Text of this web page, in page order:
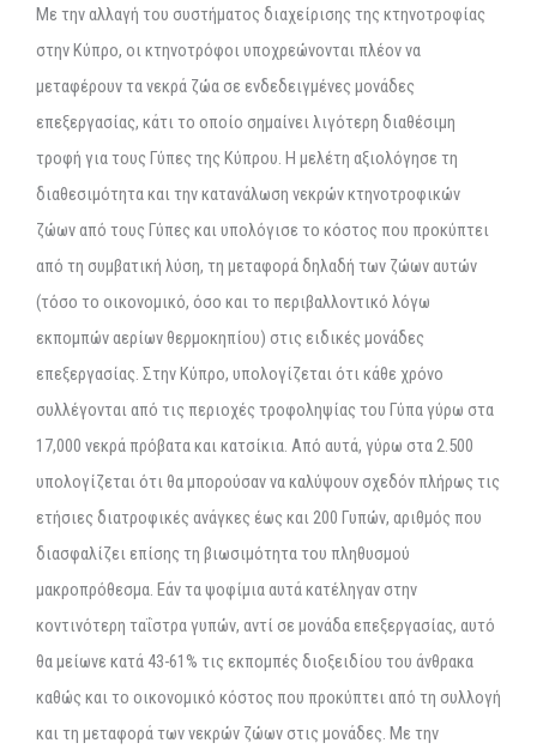
Με την αλλαγή του συστήματος διαχείρισης της κτηνοτροφίας
στην Κύπρο, οι κτηνοτρόφοι υποχρεώνονται πλέον να
μεταφέρουν τα νεκρά ζώα σε ενδεδειγμένες μονάδες
επεξεργασίας, κάτι το οποίο σημαίνει λιγότερη διαθέσιμη
τροφή για τους Γύπες της Κύπρου. Η μελέτη αξιολόγησε τη
διαθεσιμότητα και την κατανάλωση νεκρών κτηνοτροφικών
ζώων από τους Γύπες και υπολόγισε το κόστος που προκύπτει
από τη συμβατική λύση, τη μεταφορά δηλαδή των ζώων αυτών
(τόσο το οικονομικό, όσο και το περιβαλλοντικό λόγω
εκπομπών αερίων θερμοκηπίου) στις ειδικές μονάδες
επεξεργασίας. Στην Κύπρο, υπολογίζεται ότι κάθε χρόνο
συλλέγονται από τις περιοχές τροφοληψίας του Γύπα γύρω στα
17,000 νεκρά πρόβατα και κατσίκια. Από αυτά, γύρω στα 2.500
υπολογίζεται ότι θα μπορούσαν να καλύψουν σχεδόν πλήρως τις
ετήσιες διατροφικές ανάγκες έως και 200 Γυπών, αριθμός που
διασφαλίζει επίσης τη βιωσιμότητα του πληθυσμού
μακροπρόθεσμα. Εάν τα ψοφίμια αυτά κατέληγαν στην
κοντινότερη ταΐστρα γυπών, αντί σε μονάδα επεξεργασίας, αυτό
θα μείωνε κατά 43-61% τις εκπομπές διοξειδίου του άνθρακα
καθώς και το οικονομικό κόστος που προκύπτει από τη συλλογή
και τη μεταφορά των νεκρών ζώων στις μονάδες. Με την